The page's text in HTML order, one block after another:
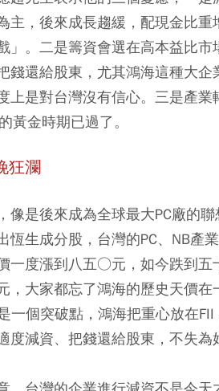
主，後來成長趨緩，配現金比
」。二是籌資會選在高本益比
錢還給股東，尤其鴻海這種大
上是對台灣沒有信心。三是產
黃金時期已過了。
狂瀾
像是後來成為全球最大PC廠的
恆生成分股，台灣的PC、NB產
一度漲到八五○元，如今跌到
，大家都忘了鴻海的歷史天價
一個突破點，鴻海把重心放在
度減資、把錢還給股東，不失為